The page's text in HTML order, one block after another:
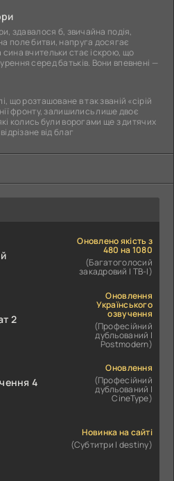
здавалося б, звичайна подія,
поле битви, напруга досягає
вчительки стає іскрою, що
серед батьків. Вони впевнені —
що розташоване в так званій «сірій
фронту, залишились лише двоє
колись були ворогами ще з дитячих
від благ
Оновлено якість з
480 на 1080
(Багатоголосий
закадровий | ТВ-І)
2
Оновлення
Українського
озвучення
(Професійний
дубльований |
Postmodern)
4
Оновлення
(Професійний
дубльований |
CineType)
Новинка на сайті
(Субтитри | destiny)